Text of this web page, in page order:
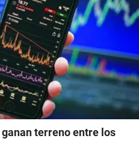
terreno entre los